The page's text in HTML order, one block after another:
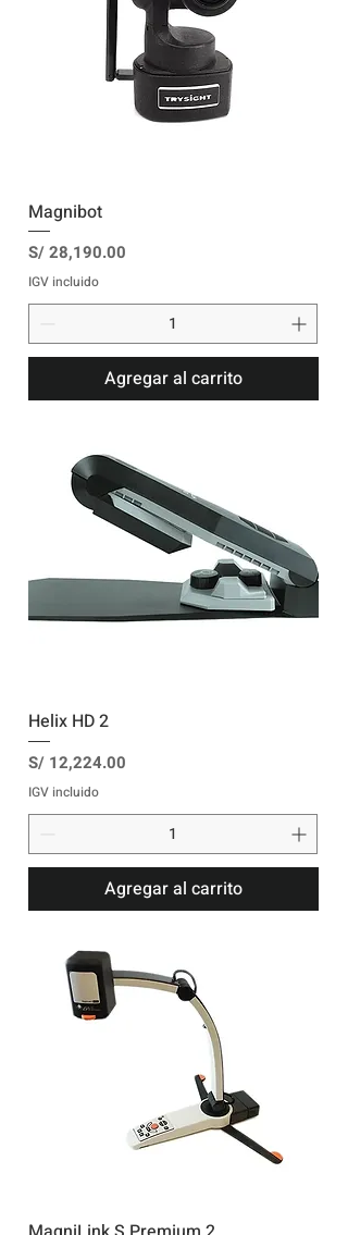
Magnibot
Precio
S/ 28,190.00
IGV incluido
Agregar al carrito
Helix HD 2
Precio
S/ 12,224.00
IGV incluido
Agregar al carrito